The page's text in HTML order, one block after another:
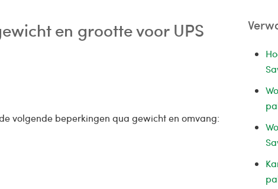
en grootte voor UPS
volgende beperkingen qua gewicht en omvang: